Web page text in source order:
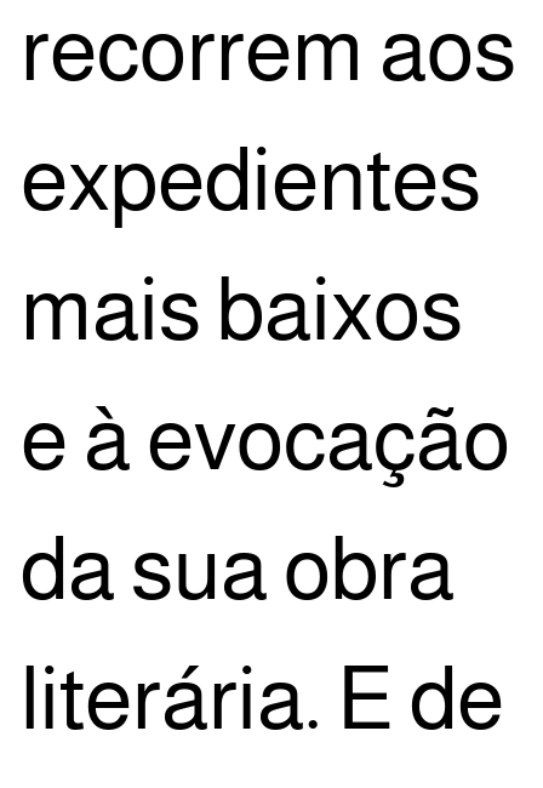
recor­rem aos
expe­di­en­tes
mais bai­xos
e à evo­ca­ção
da sua obra
lite­rá­ria. E de